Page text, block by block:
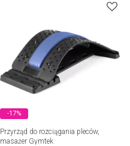
-17%
Przyrząd do rozciągania pleców,
masażer Gymtek